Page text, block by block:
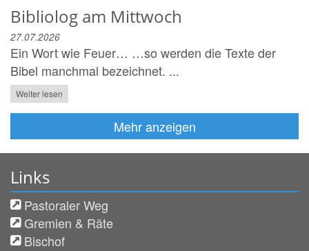
Bibliolog am Mittwoch
27.07.2026
Ein Wort wie Feuer… …so werden die Texte der
Bibel manchmal bezeichnet. ...
Weiter lesen
Mehr anzeigen
Links
Pastoraler Weg
Gremien & Räte
Bischof